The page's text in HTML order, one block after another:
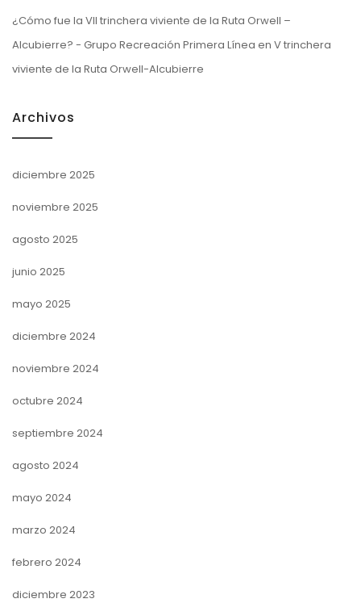
¿Cómo fue la VII trinchera viviente de la Ruta Orwell –
Alcubierre? - Grupo Recreación Primera Línea en V trinchera
viviente de la Ruta Orwell-Alcubierre
Archivos
diciembre 2025
noviembre 2025
agosto 2025
junio 2025
mayo 2025
diciembre 2024
noviembre 2024
octubre 2024
septiembre 2024
agosto 2024
mayo 2024
marzo 2024
febrero 2024
diciembre 2023